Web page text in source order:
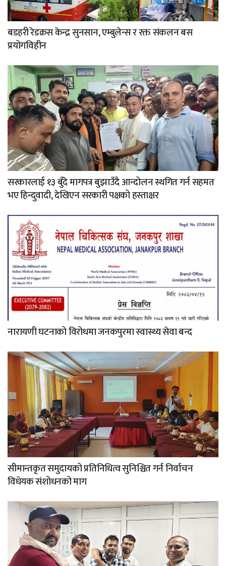
बडहरी रेडक्रस केन्द्र सुनसान, एम्बुलेन्स र रक्त संकलन बस
प्रयोगविहीन
सरकारलाई १३ बुँदे मागपत्र बुझाउँदै आन्दोलन स्थगित गर्न सहमत
भए हिन्दुवादी, देखिएन सरकारी पक्षको हस्ताक्षर
नारायणी घटनाको विरोधमा जनकपुरमा स्वास्थ्य सेवा बन्द
सीमान्तकृत समुदायको प्रतिनिधित्व सुनिश्चित गर्न निर्वाचन
विधेयक संशोधनको माग